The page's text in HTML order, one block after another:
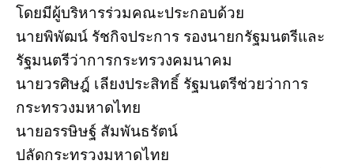
โดยมีผู้บริหารร่วมคณะประกอบด้วย
นายพิพัฒน์ รัชกิจประการ รองนายกรัฐมนตรีและ
รัฐมนตรีว่าการกระทรวงคมนาคม
นายวรศิษฎ์ เลียงประสิทธิ์ รัฐมนตรีช่วยว่าการ
กระทรวงมหาดไทย
นายอรรษิษฐ์ สัมพันธรัตน์
ปลัดกระทรวงมหาดไทย